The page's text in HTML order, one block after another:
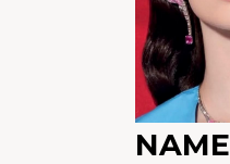
NAME